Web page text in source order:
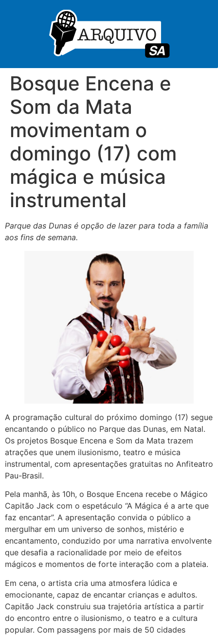
Bosque Encena e
Som da Mata
movimentam o
domingo (17) com
mágica e música
instrumental
Parque das Dunas é opção de lazer para toda a família
aos fins de semana.
A programação cultural do próximo domingo (17) segue
encantando o público no Parque das Dunas, em Natal.
Os projetos Bosque Encena e Som da Mata trazem
atrações que unem ilusionismo, teatro e música
instrumental, com apresentações gratuitas no Anfiteatro
Pau-Brasil.
Pela manhã, às 10h, o Bosque Encena recebe o Mágico
Capitão Jack com o espetáculo “A Mágica é a arte que
faz encantar”. A apresentação convida o público a
mergulhar em um universo de sonhos, mistério e
encantamento, conduzido por uma narrativa envolvente
que desafia a racionalidade por meio de efeitos
mágicos e momentos de forte interação com a plateia.
Em cena, o artista cria uma atmosfera lúdica e
emocionante, capaz de encantar crianças e adultos.
Capitão Jack construiu sua trajetória artística a partir
do encontro entre o ilusionismo, o teatro e a cultura
popular. Com passagens por mais de 50 cidades